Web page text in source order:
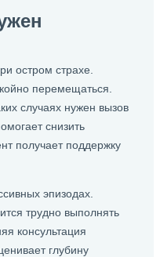
остром страхе.
перемещаться.
случаях нужен вызов
снизить
получает поддержку
эпизодах.
трудно выполнять
консультация
глубину